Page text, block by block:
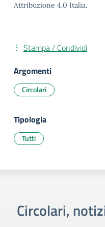
Attribuzione 4.0 Italia.
Stampa / Condividi
Argomenti
Circolari
Tipologia
Tutti
Circolari,